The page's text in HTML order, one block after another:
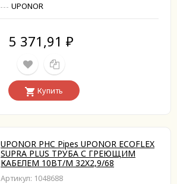
UPONOR
5 371,91 ₽
Купить
UPONOR PHC Pipes UPONOR ECOFLEX
SUPRA PLUS ТРУБА С ГРЕЮЩИМ
КАБЕЛЕМ 10ВТ/M 32X2,9/68
Артикул: 1048688